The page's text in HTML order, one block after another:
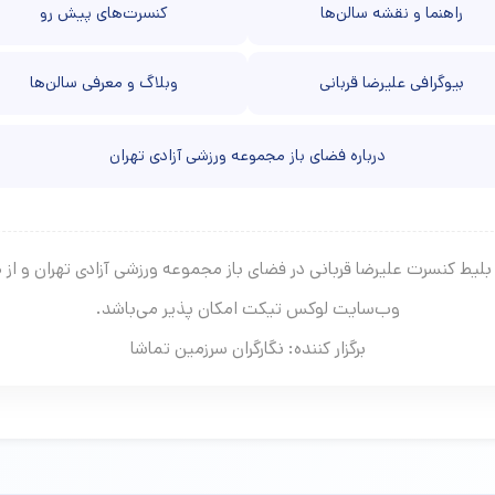
راهنما و نقشه سالن‌ها کنسرت‌های پیش رو
بیوگرافی علیرضا قربانی وبلاگ و معرفی سالن‌ها
درباره فضای باز مجموعه ورزشی آزادی تهران
کنسرت علیرضا قربانی در فضای باز مجموعه ورزشی آزادی تهران و
وب‌سایت لوکس تیکت امکان پذیر می‌باشد.
برگزار کننده: نگارگران سرزمین تماشا